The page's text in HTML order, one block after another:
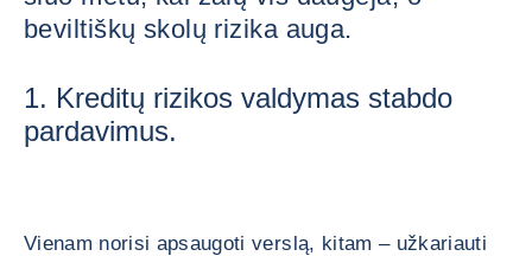
beviltiškų skolų rizika auga.
1. Kreditų rizikos valdymas stabdo
pardavimus.
Vienam norisi apsaugoti verslą, kitam – užkariauti